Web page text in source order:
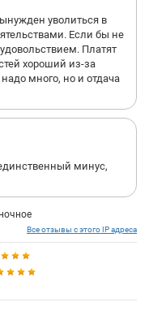
уволиться в
Если бы не
Платят
хороший из-за
много, но и отдача
минус,
Все отзывы с этого IP адреса